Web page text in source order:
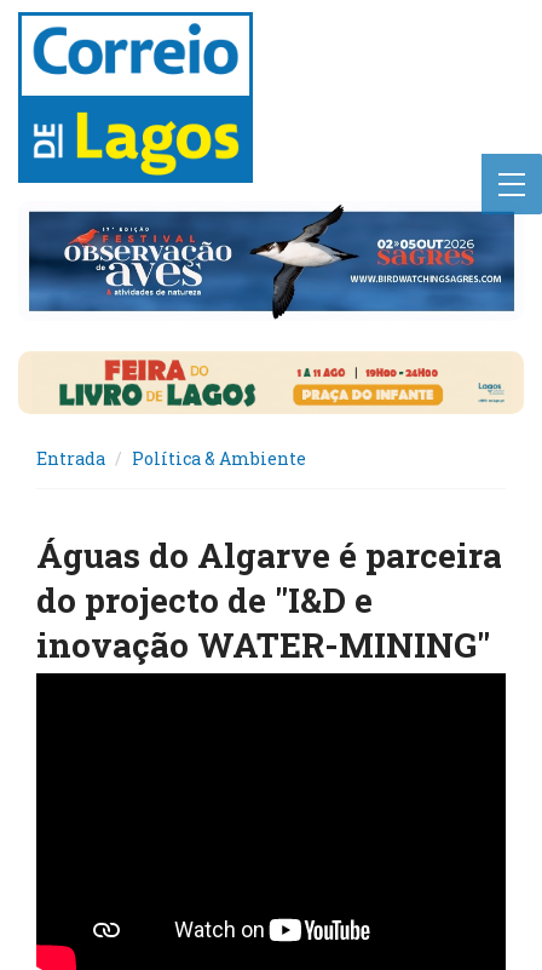
Entrada Política & Ambiente
Águas do Algarve é parceira
do projecto de "I&D e
inovação WATER-MINING"